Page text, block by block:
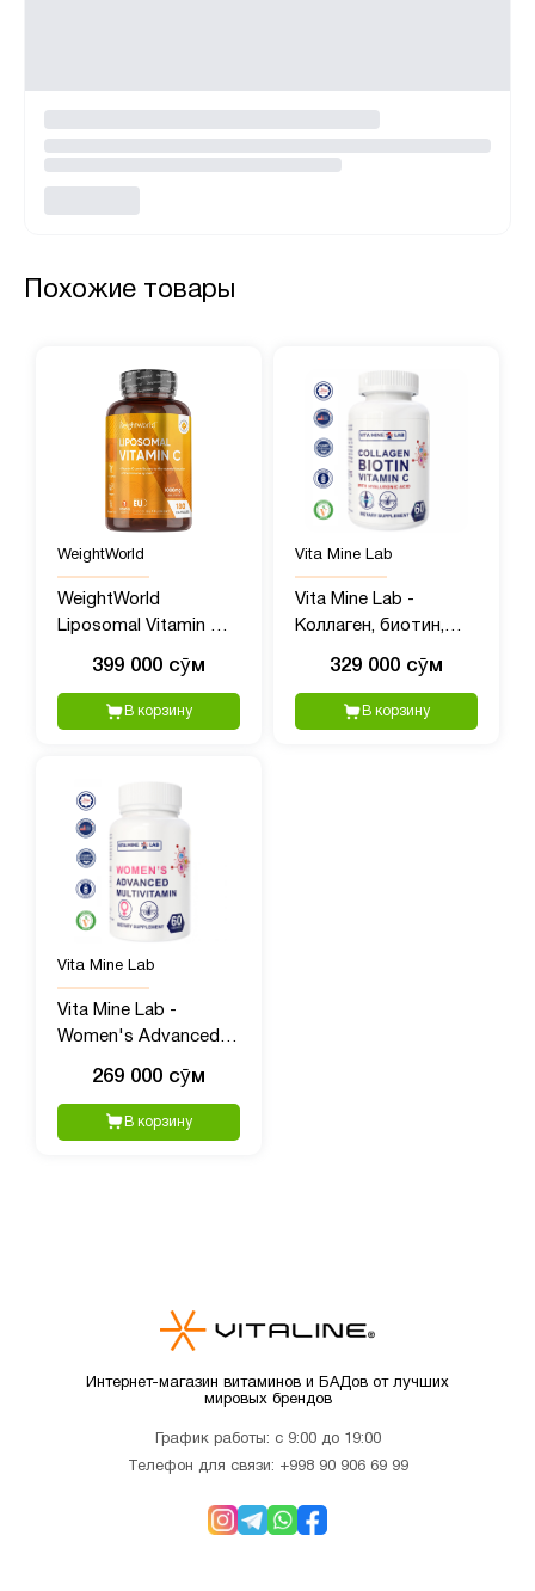
Похожие товары
WeightWorld
WeightWorld
Liposomal Vitamin C
Витамин C), 1000 мг,
180 капсул
399 000 сӯм
В корзину
Vita Mine Lab
Vita Mine Lab -
Коллаген, биотин,
кислотой, 60 капсул
329 000 сӯм
В корзину
Vita Mine Lab
Vita Mine Lab -
Women's Advanced
мультивитаминный
комплекс, 60 капсул
269 000 сӯм
В корзину
Интернет-магазин витаминов и БАДов от лучших
мировых брендов
График работы: с 9:00 до 19:00
Телефон для связи: +998 90 906 69 99